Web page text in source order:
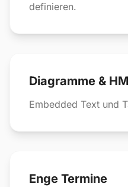
definieren.
Diagramme &
Embedded Text und
Enge Termine